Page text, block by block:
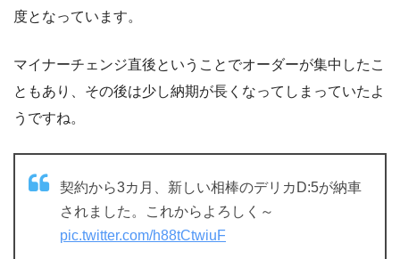
度となっています。
マイナーチェンジ直後ということでオーダーが集中したこ
ともあり、その後は少し納期が長くなってしまっていたよ
うですね。
契約から3カ月、新しい相棒のデリカD:5が納車
されました。これからよろしく～
pic.twitter.com/h88tCtwiuF